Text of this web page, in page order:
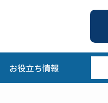
お役立ち情報